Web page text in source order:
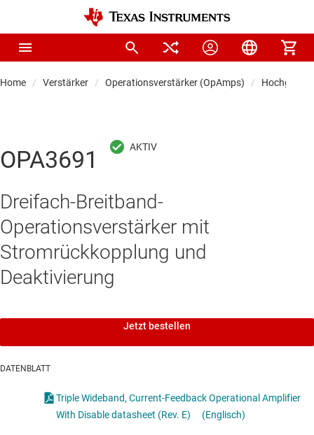
Home Verstärker Operationsverstärker (OpAmps)
OPA3691
Dreifach-Breitband-
Operationsverstärker mit
Stromrückkopplung und
Deaktivierung
Jetzt bestellen
DATENBLATT
Triple Wideband, Current-Feedback Operational Amplifier
With Disable datasheet (Rev. E)
(Englisch)